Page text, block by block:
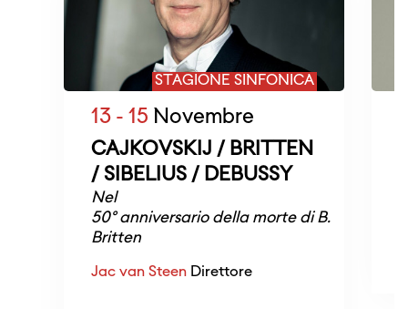
STAGIONE SINFONICA
13 - 15 Novembre
CAJKOVSKIJ / BRITTEN
/ SIBELIUS / DEBUSSY
Nel
50° anniversario della morte di B.
Britten
Jac van Steen Direttore